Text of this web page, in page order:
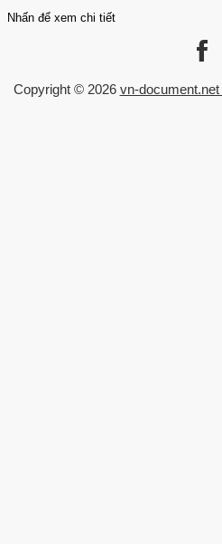
Nhấn để xem chi tiết
Trang chủ
Về chúng tôi
Copyright © 2026 vn-document.net